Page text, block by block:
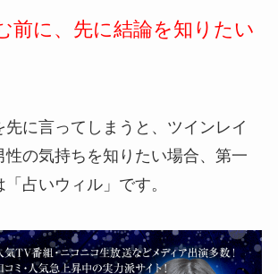
前に、先に結論を知りたい
に言ってしまうと、ツインレイ
性の気持ちを知りたい場合、第一
占いウィル」です。